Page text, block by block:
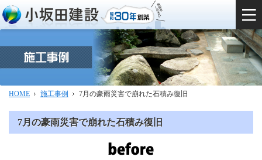
HOME 施工事例 7月の豪雨災害で崩れた石積み復旧
7月の豪雨災害で崩れた石積み復旧